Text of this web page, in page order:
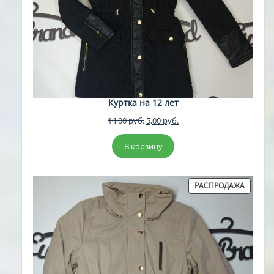
Куртка на 12 лет
14,00руб. Первоначальная
цена
составляла
14,00 руб..
5,00 руб.Текущая
В корзину
РАСПРОДАЖА
ТОВАР